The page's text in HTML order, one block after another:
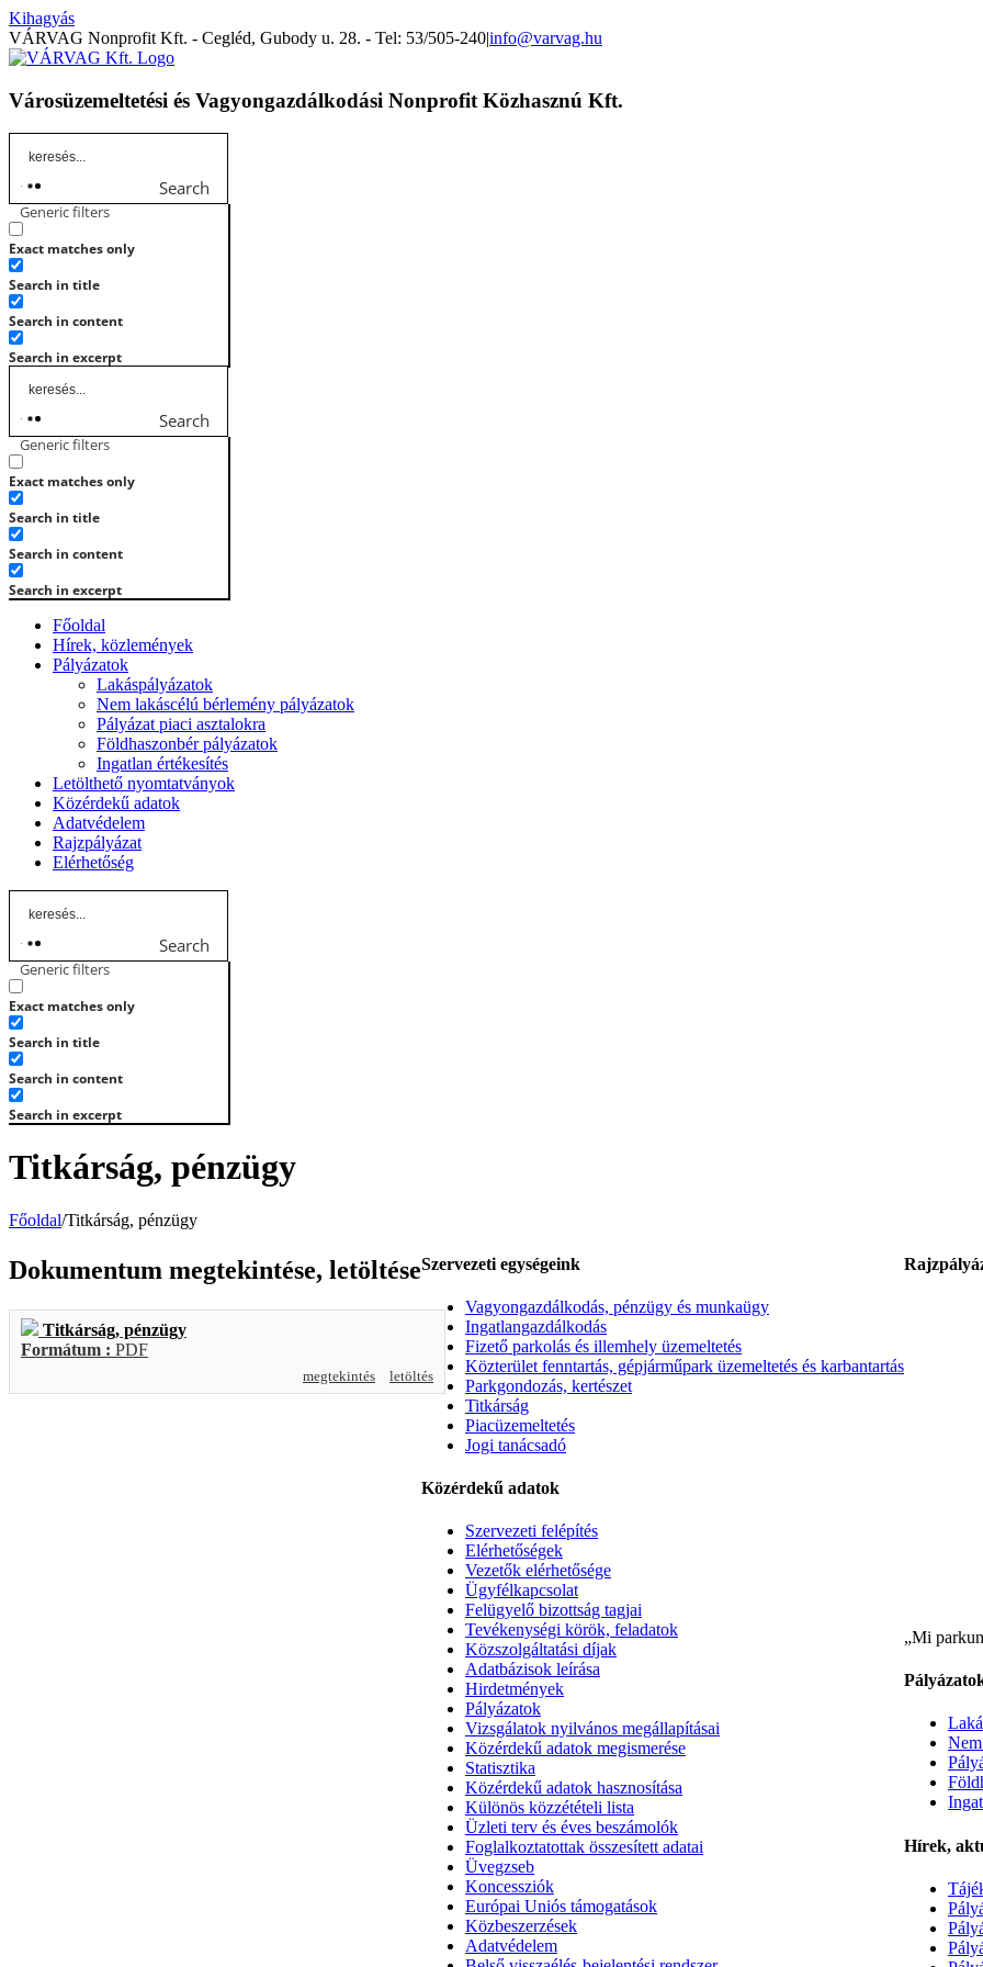
Kihagyás
VÁRVAG Nonprofit Kft. - Cegléd, Gubody u. 28. - Tel: 53/505-240|info@varvag.hu
Városüzemeltetési és Vagyongazdálkodási Nonprofit Közhasznú Kft.
Search
Generic filters
Exact matches only
Search in title
Search in content
Search in excerpt
Search
Generic filters
Exact matches only
Search in title
Search in content
Search in excerpt
Főoldal
Hírek, közlemények
Pályázatok
Lakáspályázatok
Nem lakáscélú bérlemény pályázatok
Pályázat piaci asztalokra
Földhaszonbér pályázatok
Ingatlan értékesítés
Letölthető nyomtatványok
Közérdekű adatok
Adatvédelem
Rajzpályázat
Elérhetőség
Search
Generic filters
Exact matches only
Search in title
Search in content
Search in excerpt
Titkárság, pénzügy
Főoldal/Titkárság, pénzügy
Dokumentum megtekintése, letöltése
Titkárság, pénzügy
Formátum : PDF
megtekintés letöltés
Szervezeti egységeink
Vagyongazdálkodás, pénzügy és munkaügy
Ingatlangazdálkodás
Fizető parkolás és illemhely üzemeltetés
Közterület fenntartás, gépjárműpark üzemeltetés és karbantartás
Parkgondozás, kertészet
Titkárság
Piacüzemeltetés
Jogi tanácsadó
Közérdekű adatok
Szervezeti felépítés
Elérhetőségek
Vezetők elérhetősége
Ügyfélkapcsolat
Felügyelő bizottság tagjai
Tevékenységi körök, feladatok
Közszolgáltatási díjak
Adatbázisok leírása
Hirdetmények
Pályázatok
Vizsgálatok nyilvános megállapításai
Közérdekű adatok megismerése
Statisztika
Közérdekű adatok hasznosítása
Különös közzétételi lista
Üzleti terv és éves beszámolók
Foglalkoztatottak összesített adatai
Üvegzseb
Koncessziók
Európai Uniós támogatások
Közbeszerzések
Adatvédelem
„Mi
Hírek,